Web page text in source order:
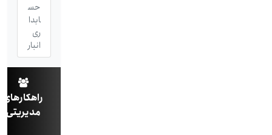
حس
ابدا
ری
انبار
راهکارهای
مدیریتی